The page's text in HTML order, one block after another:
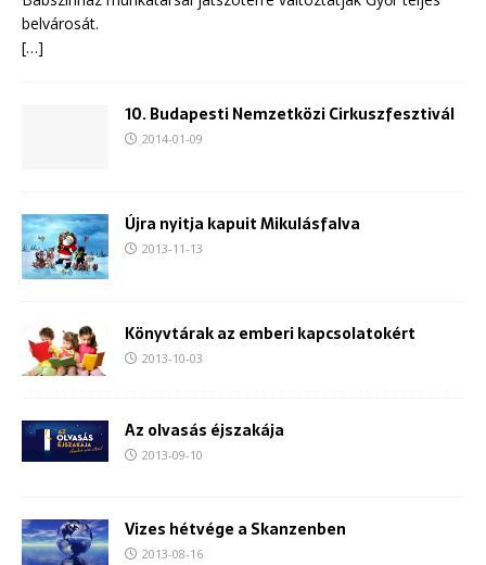
belvárosát.
[…]
10. Budapesti Nemzetközi Cirkuszfesztivál
2014-01-09
Újra nyitja kapuit Mikulásfalva
2013-11-13
Könyvtárak az emberi kapcsolatokért
2013-10-03
Az olvasás éjszakája
2013-09-10
Vizes hétvége a Skanzenben
2013-08-16